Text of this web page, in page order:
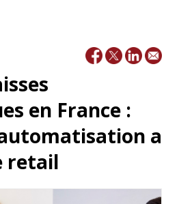
en France :
a
retail